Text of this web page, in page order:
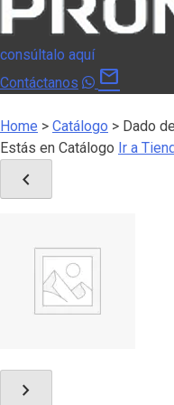
consúltalo aquí
Contáctanos
mail
Home > Catálogo > Dado
Estás en Catálogo Ir a
chevron_left
chevron_right